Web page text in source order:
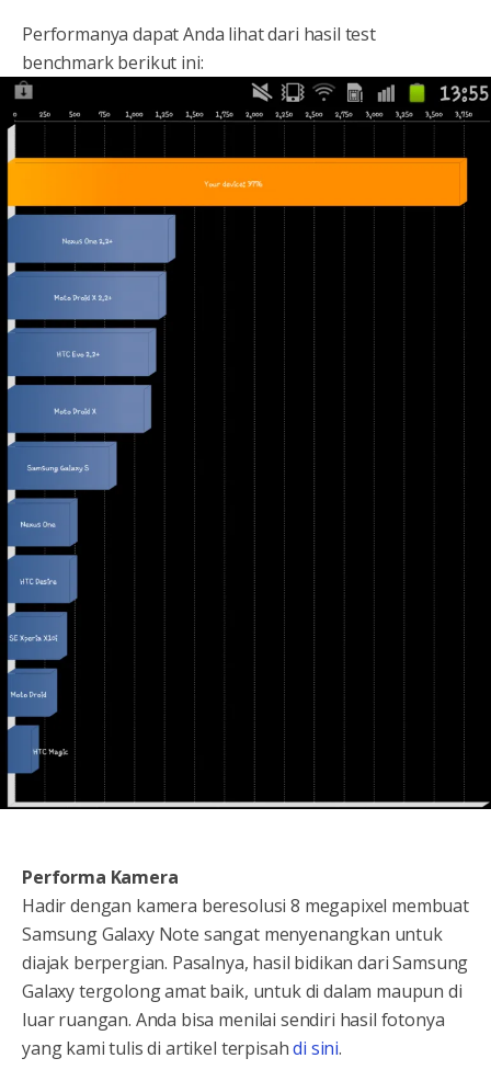
Performanya dapat Anda lihat dari hasil test
benchmark berikut ini:
Performa Kamera
Hadir dengan kamera beresolusi 8 megapixel membuat
Samsung Galaxy Note sangat menyenangkan untuk
diajak berpergian. Pasalnya, hasil bidikan dari Samsung
Galaxy tergolong amat baik, untuk di dalam maupun di
luar ruangan. Anda bisa menilai sendiri hasil fotonya
yang kami tulis di artikel terpisahdi sini.